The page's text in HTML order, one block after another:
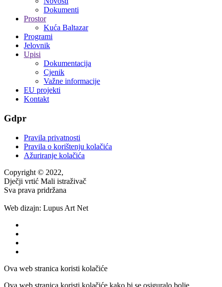
Dokumenti
Prostor
Kuća Baltazar
Programi
Jelovnik
Upisi
Dokumentacija
Cjenik
Važne informacije
EU projekti
Kontakt
Gdpr
Pravila privatnosti
Pravila o korištenju kolačića
Ažuriranje kolačića
Copyright © 2022,
Dječji vrtić Mali istraživač
Sva prava pridržana
Web dizajn: Lupus Art Net
Ova web stranica koristi kolačiće
Ova web stranica koristi kolačiće kako bi se osiguralo bolje